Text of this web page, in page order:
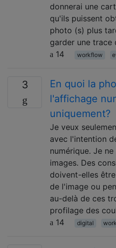
donnerai une
qu'ils puissent
photo (s) plus
garder une trace
14
workflow
3
En quoi la
l'affichage
uniquement?
Je veux
avec l'intention
numérique. Je
images. Des
doivent-elles
de l'image ou
au-delà de ces
profilage des
14
digital